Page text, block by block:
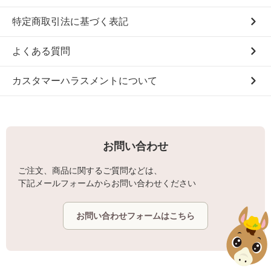
特定商取引法に基づく表記
よくある質問
カスタマーハラスメントについて
お問い合わせ
ご注文、商品に関するご質問などは、
下記メールフォームからお問い合わせください
お問い合わせフォームはこちら